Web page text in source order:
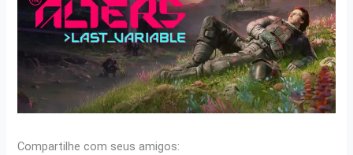
Compartilhe com seus amigos: